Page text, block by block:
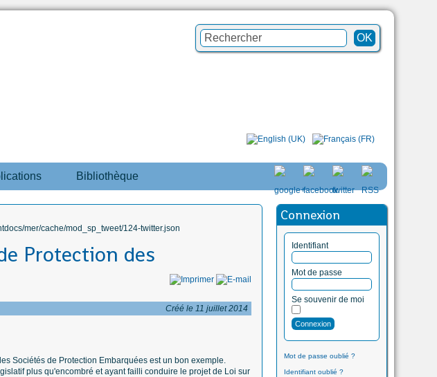
Bibliothèque
Connexion
Identifiant
Mot de passe
Se souvenir de moi
Mot de passe oublié ?
Identifiant oublié ?
mer/cache/mod_sp_tweet/124-twitter.json
Protection des
Créé le 11 juillet 2014
Sociétés de Protection Embarquées est un bon exemple.
plus qu'encombré et ayant failli conduire le projet de Loi sur